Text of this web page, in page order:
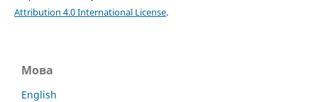
Attribution 4.0 International License.
Мова
English